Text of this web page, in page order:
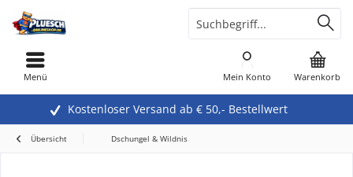
Kostenloser Versand ab € 50,- Bestellwert
Warenkorb
Mein Konto
Menü
Übersicht Dschungel & Wildnis